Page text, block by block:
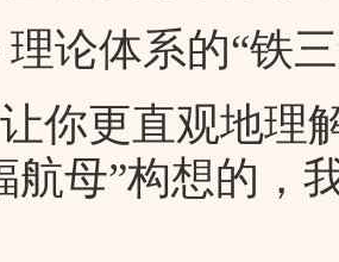
体系的“铁三
你更直观地理
航母”构想的，